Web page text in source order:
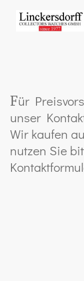
Für
unser
Wir kaufen
nutzen Sie